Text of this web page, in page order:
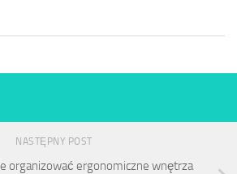
NASTĘPNY POST
organizować ergonomiczne wnętrza